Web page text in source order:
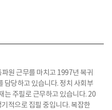
원 근무를 마치고 1997년 복귀
담당하고 있습니다. 정치 사회부
는 주필로 근무하고 있습니다. 20
적으로 집필 중입니다. 복잡한